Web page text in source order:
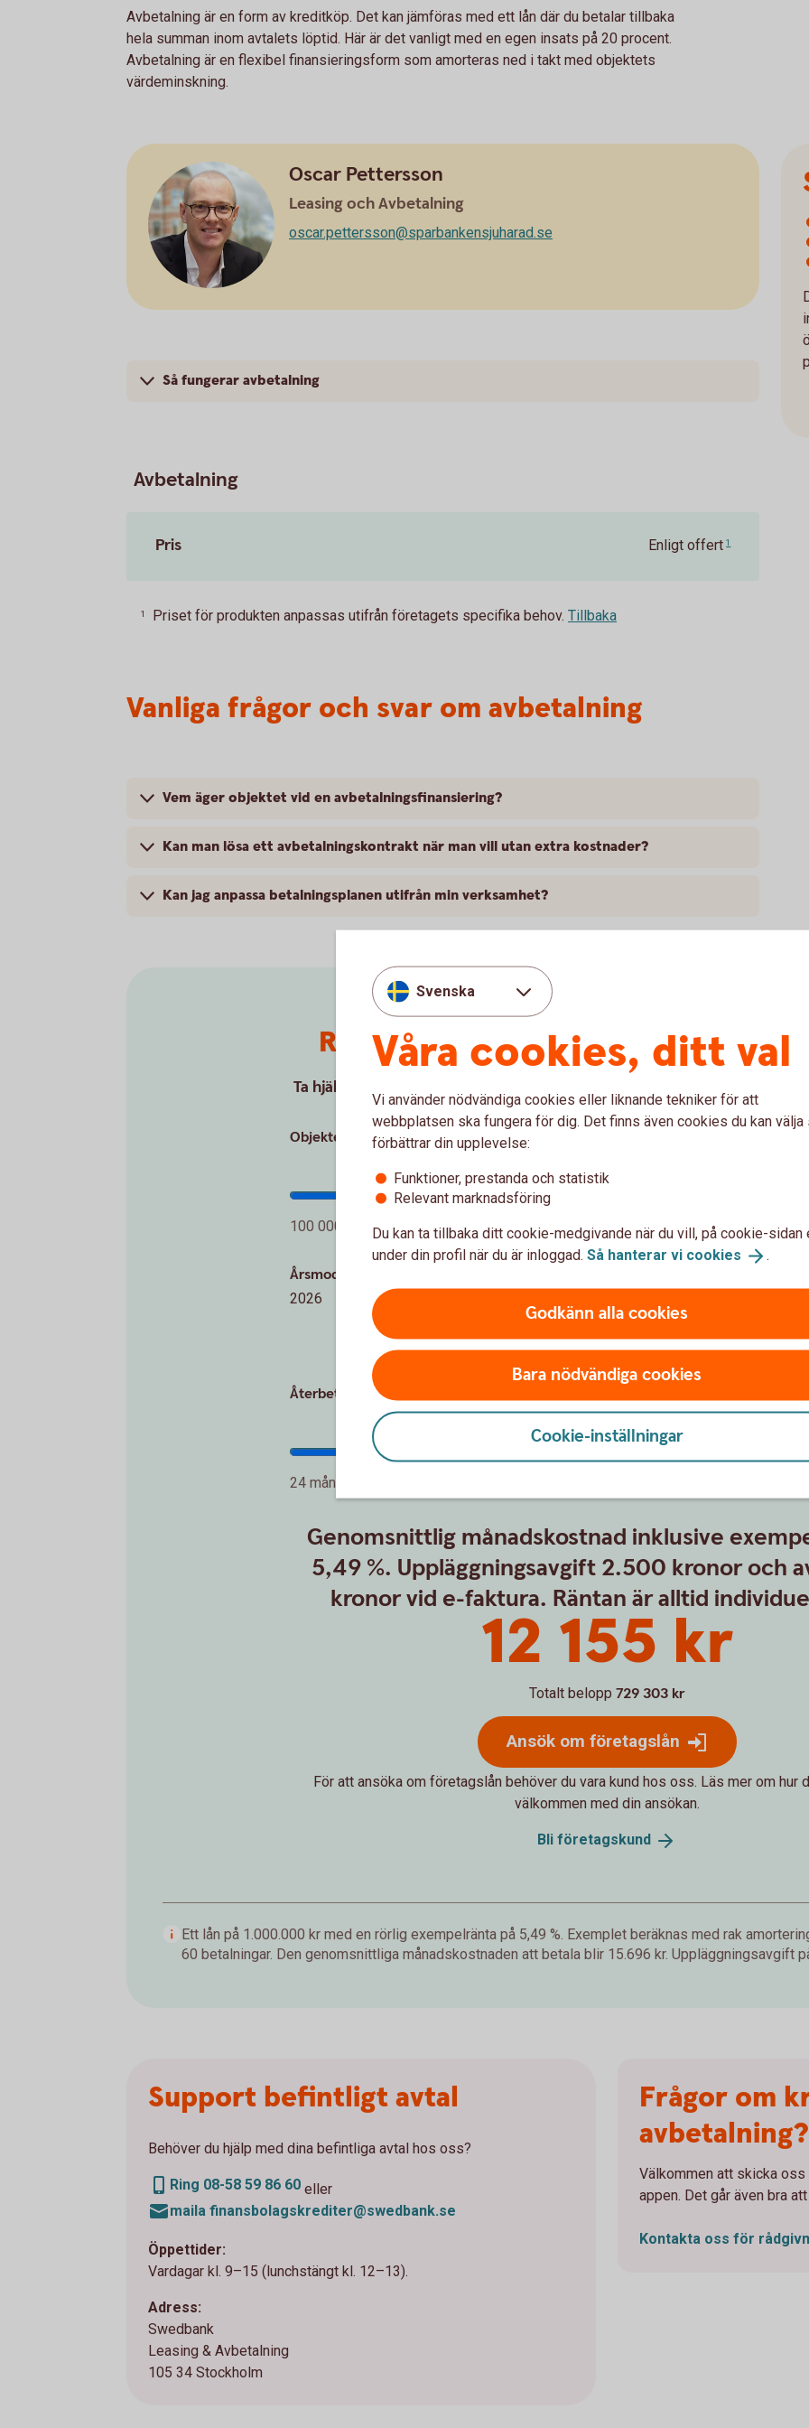
Avbetalning är en form av kreditköp. Det kan jämföras med ett lån där du betalar tillbaka
hela summan inom avtalets löptid. Här är det vanligt med en egen insats på 20 procent.
Avbetalning är en flexibel finansieringsform som amorteras ned i takt med objektets
värdeminskning.
Oscar Pettersson
Leasing och Avbetalning
oscar.pettersson@sparbankensjuharad.se
Så fungerar avbetalning
Avbetalning
Pris Enligt offert 1
1 Priset för produkten anpassas utifrån företagets specifika behov. Tillbaka
Vanliga frågor och svar om avbetalning
Vem äger objektet vid en avbetalningsfinansiering?
Kan man lösa ett avbetalningskontrakt när man vill utan extra kostnader?
Kan jag anpassa betalningsplanen utifrån min verksamhet?
Räkna på er månadskostnad vid
Ta hjälp av vår kalkylator för räkna på kostnaden för ett
Objektets pris exklusive moms (lägsta möjliga pris kan vara 100 000 kronor)
100 000 kr
Årsmodell
2026
Ange om du ska gå in med
hur mycket
Värdet av kontantinsatsen är
Återbetalningstid
24 månader
Genomsnittlig månadskostnad inklusive
5,49 %. Uppläggningsavgift 2.500 kronor och
kronor vid e-faktura. Räntan är alltid
12 155 kr
Totalt belopp 729 303 kr
Ansök om företagslån
För att ansöka om företagslån behöver du vara kund hos oss. Läs mer om hur
välkommen med din ansökan.
Bli företagskund
Ett lån på 1.000.000 kr med en rörlig exempelränta på 5,49 %. Exemplet beräknas med rak
60 betalningar. Den genomsnittliga månadskostnaden att betala blir 15.696 kr. Uppläggningsavgift
Support befintligt avtal
Behöver du hjälp med dina befintliga avtal hos oss?
Ring 08-58 59 86 60 eller
maila finansbolagskrediter@swedbank.se
Öppettider:
Vardagar kl. 9–15 (lunchstängt kl. 12–13).
Adress:
Swedbank
Leasing & Avbetalning
105 34 Stockholm
Frågor om
avbetalning?
Välkommen att skicka
appen. Det går även bra
Kontakta oss för
Svenska
Våra cookies, ditt val
Vi använder nödvändiga cookies eller liknande tekniker för att
webbplatsen ska fungera för dig. Det finns även cookies du kan välja
förbättrar din upplevelse:
Funktioner, prestanda och statistik
Relevant marknadsföring
Du kan ta tillbaka ditt cookie-medgivande när du vill, på cookie-sidan
under din profil när du är inloggad. Så hanterar vi cookies .
Godkänn alla cookies
Bara nödvändiga cookies
Cookie-inställningar